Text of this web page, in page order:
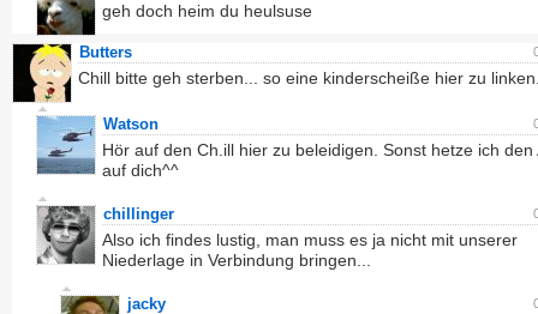
geh doch heim du heulsuse
Butters
Chill bitte geh sterben... so eine kinderscheiße hier zu
Watson
Hör auf den Ch.ill hier zu beleidigen. Sonst hetze ich den
auf dich^^
chillinger
Also ich findes lustig, man muss es ja nicht mit unserer
Niederlage in Verbindung bringen...
jacky